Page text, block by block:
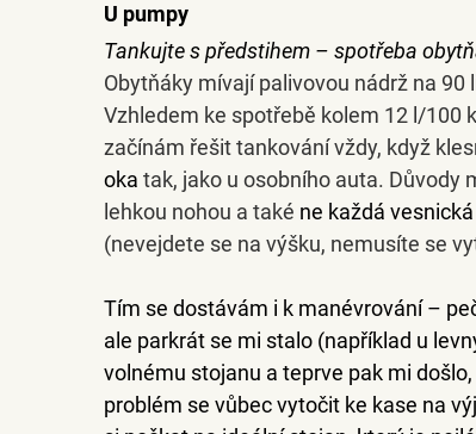
U pumpy
Tankujte s předstihem – spotřeba
Obytňáky mívají palivovou nádrž na
Vzhledem ke spotřebě kolem 12 l/100
začínám řešit tankování vždy, když
oka tak, jako u osobního auta. Důvody
lehkou nohou a také ne každá
(nevejdete se na výšku, nemusíte se
Tím se dostávám i k manévrování –
ale parkrát se mi stalo (například u
volnému stojanu a teprve pak mi
problém se vůbec vytočit ke kase na